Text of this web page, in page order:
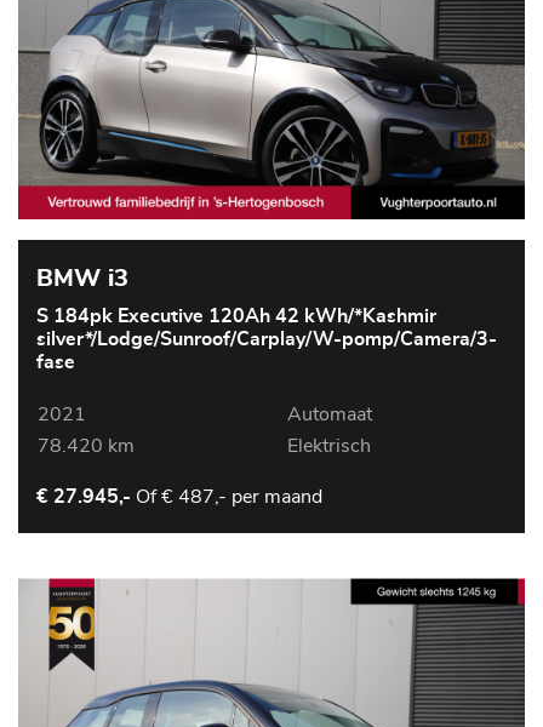
BMW i3
S 184pk Executive 120Ah 42 kWh/*Kashmir
silver*/Lodge/Sunroof/Carplay/W-pomp/Camera/3-
fase
2021
Automaat
78.420 km
Elektrisch
€ 27.945,- Of€ 487,- per maand